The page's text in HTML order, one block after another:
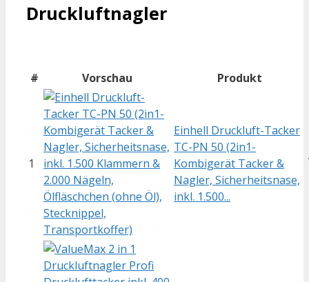
Druckluftnagler
# Vorschau Produkt
1
Einhell Druckluft-Tacker
TC-PN 50 (2in1-
Kombigerät Tacker &
Nagler, Sicherheitsnase,
inkl. 1.500...